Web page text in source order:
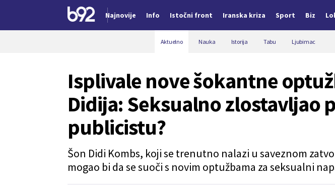
Najnovije Info Istočni front Iranska kriza Sport Biz
Aktuelno Nauka Istorija Tabu Ljubimac
Isplivale nove šokantne
Didija: Seksualno zlostavljao
publicistu?
Šon Didi Kombs, koji se trenutno nalazi u saveznom
mogao bi da se suoči s novim optužbama za seksualni